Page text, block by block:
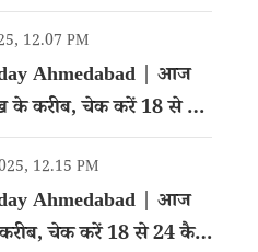
12.07 PM
Ahmedabad | आज
के करीब, चेक करें 18 से 24
12.15 PM
Ahmedabad | आज
चेक करें 18 से 24 कैरेट